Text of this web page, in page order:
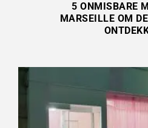
5 ONMISBARE
MARSEILLE OM